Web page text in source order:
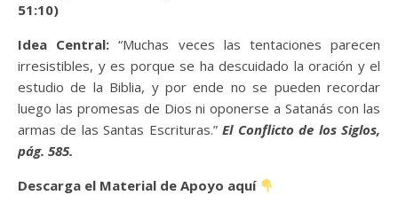
51:10)
Idea Central:“Muchas veces las tentaciones parecen
irresistibles, y es porque se ha descuidado la oración y el
estudio de la Biblia, y por ende no se pueden recordar
luego las promesas de Dios ni oponerse a Satanás con las
armas de las Santas Escrituras.”El Conflicto de los Siglos,
pág. 585.
Descarga el Material de Apoyo aquí